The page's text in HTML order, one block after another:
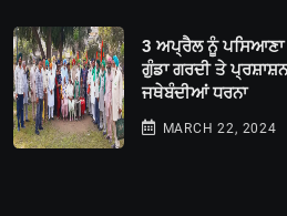
3 ਅਪ੍ਰੈਲ ਨੂੰ ਪਸਿਆਣਾ
ਗੁੰਡਾ ਗਰਦੀ ਤੇ
ਜਥੇਬੰਦੀਆਂ ਧਰਨਾ
MARCH 22, 2024